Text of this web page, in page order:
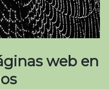
web en